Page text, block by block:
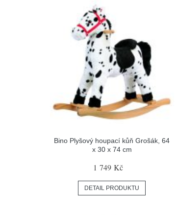
Bino Plyšový houpací kůň Grošák, 64
x 30 x 74 cm
1 749 Kč
DETAIL PRODUKTU